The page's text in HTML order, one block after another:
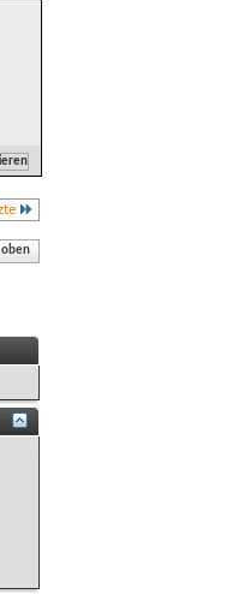
oben